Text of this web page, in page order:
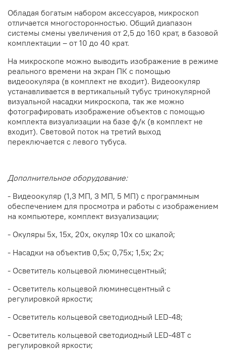
Обладая богатым набором аксессуаров, микроскоп
отличается многосторонностью. Общий диапазон
системы смены увеличения от 2,5 до 160 крат, в базовой
комплектации – от 10 до 40 крат.
На микроскопе можно выводить изображение в режиме
реального времени на экран ПК с помощью
видеоокуляра (в комплект не входит). Видеоокуляр
устанавливается в вертикальный тубус тринокулярной
визуальной насадки микроскопа, так же можно
фотографировать изображение объектов с помощью
комплекта визуализации на базе ф/к (в комплект не
входит). Световой поток на третий выход
переключается с левого тубуса.
Дополнительное оборудование:
- Видеоокуляр (1,3 МП, 3 МП, 5 МП) с программным
обеспечением для просмотра и работы с изображением
на компьютере, комплект визуализации;
- Окуляры 5х, 15х, 20х, окуляр 10х со шкалой;
- Насадки на объектив 0,5х; 0,75х; 1,5х; 2х;
- Осветитель кольцевой люминесцентный;
- Осветитель кольцевой люминесцентный с
регулировкой яркости;
- Осветитель кольцевой светодиодный LED-48;
- Осветитель кольцевой светодиодный LED-48Т с
регулировкой яркости;